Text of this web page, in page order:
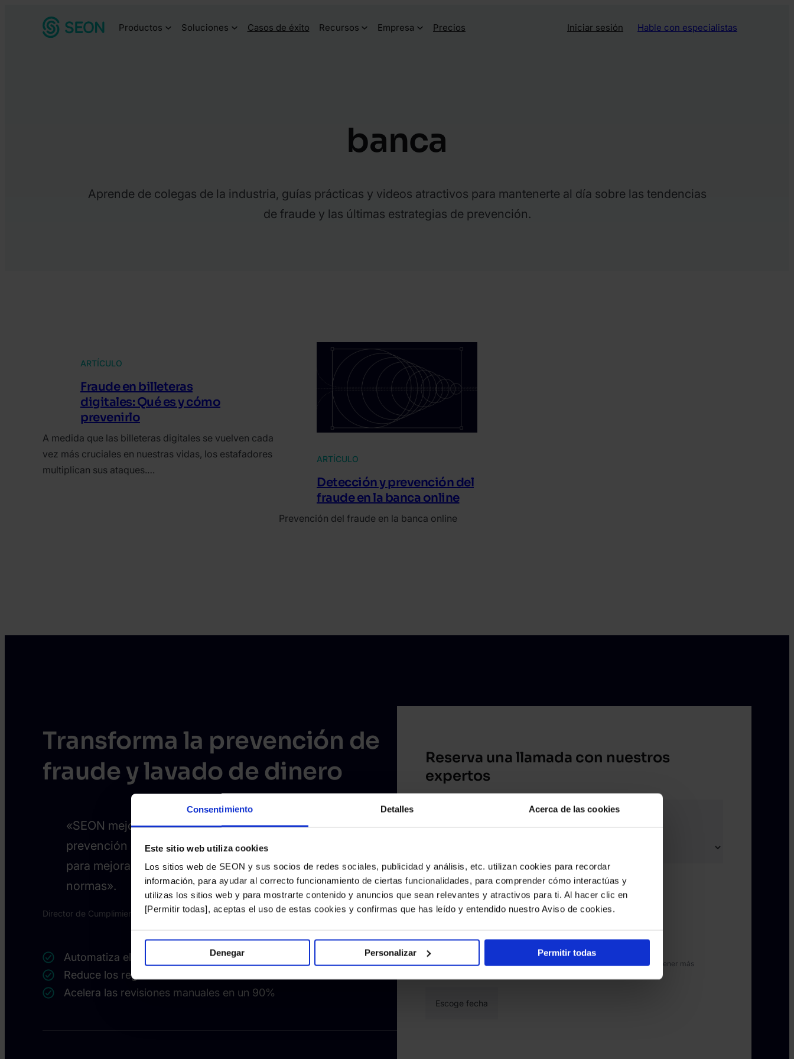
Consentimiento Detalles Acerca de las cookies
Este sitio web utiliza cookies
Los sitios web de SEON y sus socios de redes sociales, publicidad y análisis, etc. utilizan cookies para recordar
información, para ayudar al correcto funcionamiento de ciertas funcionalidades, para comprender cómo interactúas y
utilizas los sitios web y para mostrarte contenido y anuncios que sean relevantes y atractivos para ti. Al hacer clic en
[Permitir todas], aceptas el uso de estas cookies y confirmas que has leído y entendido nuestro Aviso de cookies.
Denegar Personalizar Permitir todas
Productos Soluciones Casos de éxito Recursos Empresa Precios Hable con especialistas
Iniciar sesión
banca
Aprende de colegas de la industria, guías prácticas y videos atractivos para mantenerte al día sobre las tendencias
de fraude y las últimas estrategias de prevención.
ARTÍCULO
Fraude en billeteras
digitales: Qué es y cómo
prevenirlo
A medida que las billeteras digitales se vuelven cada
vez más cruciales en nuestras vidas, los estafadores
multiplican sus ataques.…
ARTÍCULO
Detección y prevención del
fraude en la banca online
Prevención del fraude en la banca online
Transforma la prevención de
fraude y lavado de dinero
«SEON mejoró significativamente nuestra eficacia en la
prevención contra el fraude, liberando tiempo y recursos
para mejorar las políticas, los procedimientos y las
normas».
Director de Cumplimiento en Soft2Bet
Automatiza el 95% de las comprobaciones de fraude
Reduce los registros fraudulentos en un 90%
Acelera las revisiones manuales en un 90%
Reserva una llamada con nuestros
expertos
Por favor selecciona los casos relacionados:*
Prevención del fraude
Verificación de identidad
Monitoreo de transacciones
SEON necesita los datos que proporcionaste para contactarte. Para obtener más